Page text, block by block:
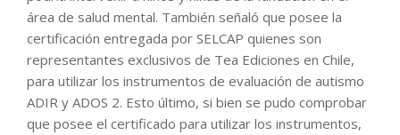
área de salud mental. También señaló que posee la
certificación entregada por SELCAP quienes son
representantes exclusivos de Tea Ediciones en Chile,
para utilizar los instrumentos de evaluación de autismo
ADIR y ADOS 2. Esto último, si bien se pudo comprobar
que posee el certificado para utilizar los instrumentos,